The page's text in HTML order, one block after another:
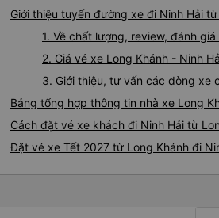
Giới thiệu tuyến đường xe đi Ninh Hải
1. Về chất lượng, review, đánh
2. Giá vé xe Long Khánh - Ninh
3. Giới thiệu, tư vấn các dòng xe
Bảng tổng hợp thông tin nhà xe Long
Cách đặt vé xe khách đi Ninh Hải từ
Đặt vé xe Tết 2027 từ Long Khánh đi